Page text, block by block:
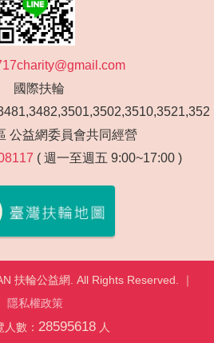
國際扶輪
公益網委員會共同經營
( 週一至週五 9:00~17:00 )
扶輪公益網. All Rights Reserved. ｜
隱私權政策
人數： 28595618 人